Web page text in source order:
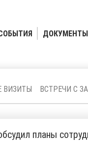
ДОКУМЕНТЫ
ВИЗИТЫ ВСТРЕЧИ С
планы